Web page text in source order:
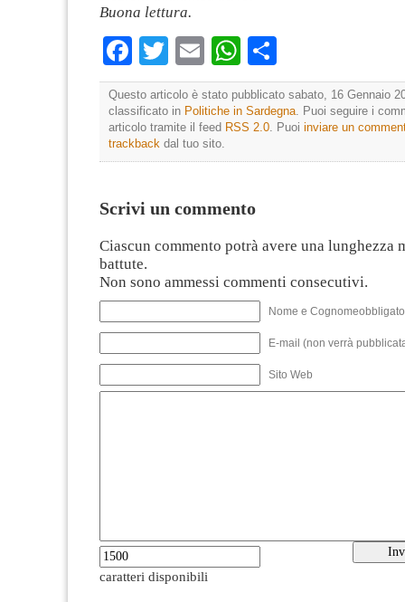
Buona lettura.
Facebook
TwitterEmailWhatsApp
Questo articolo è stato pubblicato sabato, 16 Gennaio
classificato in Politiche in Sardegna. Puoi seguire i
articolo tramite il feed RSS 2.0. Puoi inviare un
trackback dal tuo sito.
Scrivi un commento
Ciascun commento potrà avere una lunghezza
battute.
Non sono ammessi commenti consecutivi.
Nome e
E-mail (non verrà
Sito Web
caratteri disponibili